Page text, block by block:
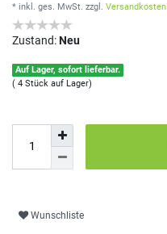
* inkl. ges. MwSt. zzgl. Versandkosten
Zustand:Neu
Auf Lager, sofort lieferbar.
( 4 Stück auf Lager)
Wunschliste